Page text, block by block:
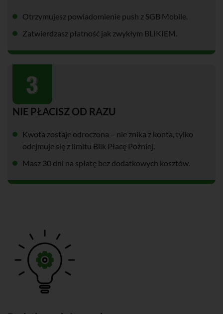
Otrzymujesz powiadomienie push z SGB Mobile.
Zatwierdzasz płatność jak zwykłym BLIKIEM.
NIE PŁACISZ OD RAZU
Kwota zostaje odroczona – nie znika z konta, tylko
odejmuje się z limitu Blik Płacę Później.
Masz 30 dni na spłatę bez dodatkowych kosztów.